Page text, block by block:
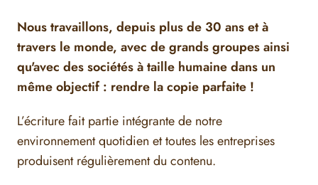
Nous travaillons, depuis plus de 30 ans et à
travers le monde, avec de grands groupes ainsi
qu'avec des sociétés à taille humaine dans un
même objectif : rendre la copie parfaite !
L’écriture fait partie intégrante de notre
environnement quotidien et toutes les entreprises
produisent régulièrement du contenu.